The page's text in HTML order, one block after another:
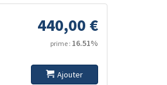
440,00 €
prime : 16.51%
Ajouter